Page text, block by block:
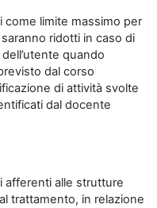
limite massimo per
ridotti in caso di
quando
dal corso
di attività svolte
dal docente
afferenti alle strutture
trattamento, in relazione